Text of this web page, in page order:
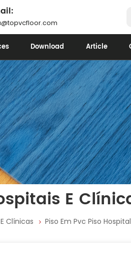
Download Article
E
Clínicas Piso Em Pvc Piso